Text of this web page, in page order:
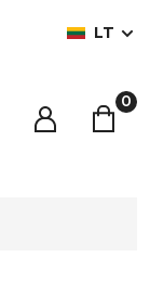
LT